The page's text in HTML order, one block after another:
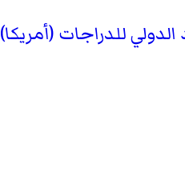
الدولي للدراجات (أمريكا)